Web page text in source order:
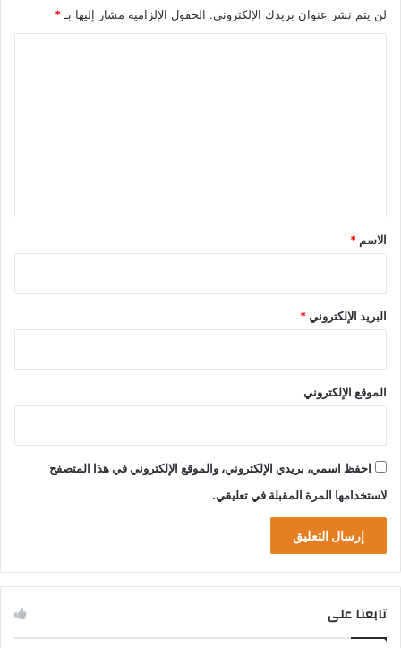
لن يتم نشر عنوان بريدك الإلكتروني. الحقول الإلزامية مشار إليها بـ *
*
الاسم *
البريد الإلكتروني*
الموقع الإلكتروني
احفظ اسمي، بريدي الإلكتروني، والموقع الإلكتروني في هذا المتصفح
لاستخدامها المرة المقبلة في تعليقي.
تابعنا على